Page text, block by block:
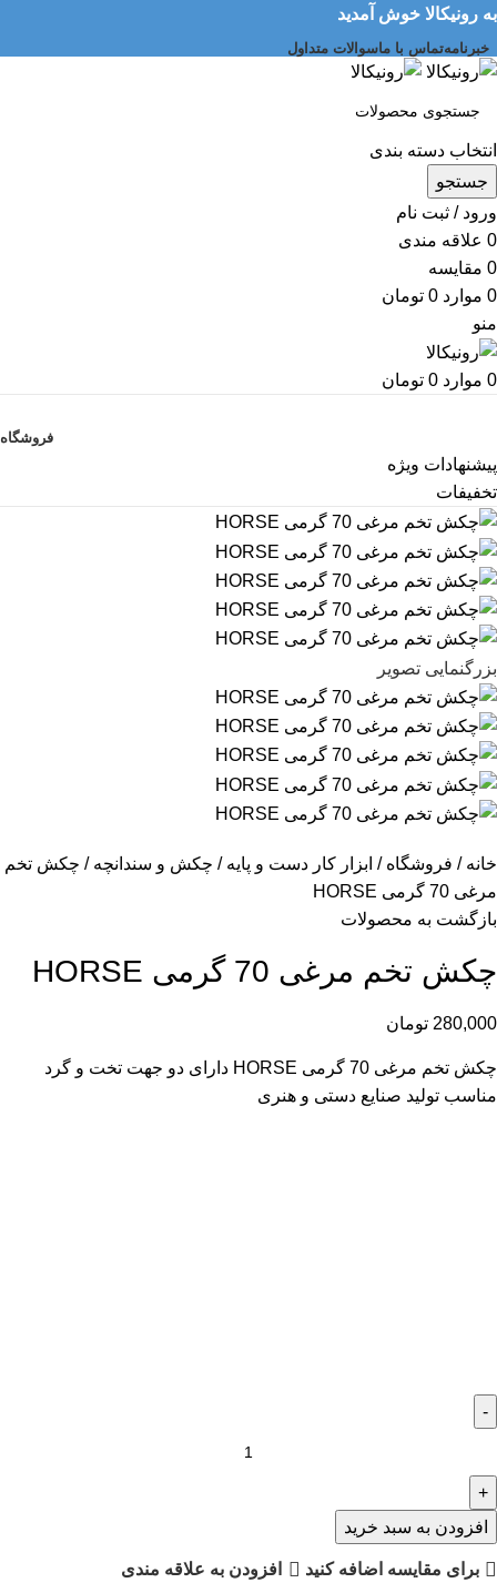
به رونیکالا خوش آمدید
خبرنامهتماس با ماسوالات متداول
انتخاب دسته بندی
جستجو
ورود / ثبت نام
0 علاقه مندی
0 مقایسه
0 موارد 0 تومان
منو
0 موارد 0 تومان
فروشگاه
پیشنهادات ویژه
تخفیفات
بزرگنمایی تصویر
خانه فروشگاه ابزار کار دست و پایه چکش و سندانچه چکش تخم
مرغی 70 گرمی HORSE
بازگشت به محصولات
چکش تخم مرغی 70 گرمی HORSE
280,000 تومان
چکش تخم مرغی 70 گرمی HORSE دارای دو جهت تخت و گرد
مناسب تولید صنایع دستی و هنری
افزودن به سبد خرید
برای مقایسه اضافه کنید افزودن به علاقه مندی